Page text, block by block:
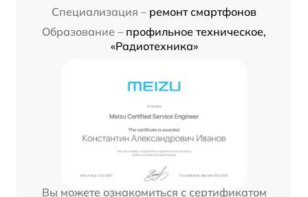
Специализация – ремонт смартфонов
Образование – профильное техническое,
«Радиотехника»
Вы можете ознакомиться с сертификатом